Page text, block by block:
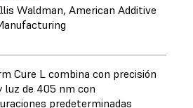
Waldman, American Additive
Cure L combina con precisión
luz de 405 nm con
predeterminadas